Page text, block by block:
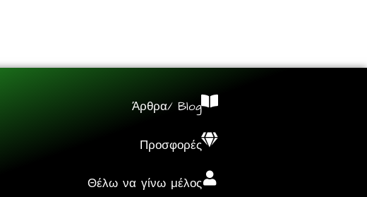
Άρθρα/ Blog
Προσφορές
Θέλω να γίνω μέλος